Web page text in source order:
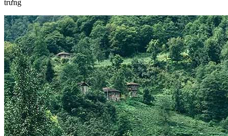
trưng